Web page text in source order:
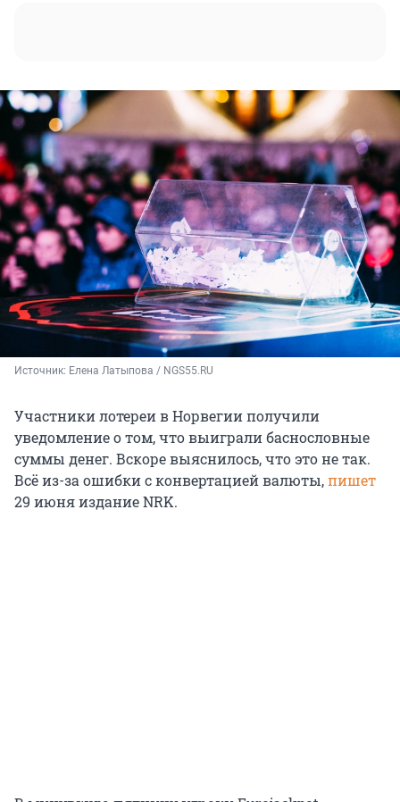
Источник: Елена Латыпова / NGS55.RU
Участники лотереи в Норвегии получили
уведомление о том, что выиграли баснословные
суммы денег. Вскоре выяснилось, что это не так.
Всё из-за ошибки с конвертацией валюты,пишет
29 июня издание NRK.